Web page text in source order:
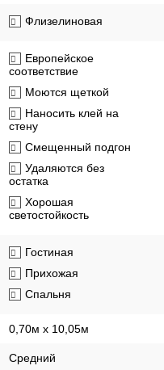
Флизелиновая
Европейское
соответствие
Моются щеткой
Наносить клей на
стену
Смещенный подгон
Удаляются без
остатка
Хорошая
светостойкость
Гостиная
Прихожая
Спальня
0,70м x 10,05м
Средний